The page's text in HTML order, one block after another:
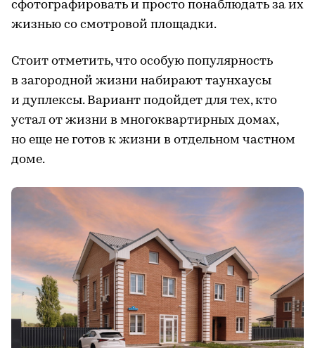
сфотографировать и просто понаблюдать за их
жизнью со смотровой площадки.
Стоит отметить, что особую популярность
в загородной жизни набирают таунхаусы
и дуплексы. Вариант подойдет для тех, кто
устал от жизни в многоквартирных домах,
но еще не готов к жизни в отдельном частном
доме.